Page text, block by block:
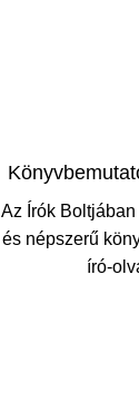
Az Írók
és népszerű
író-